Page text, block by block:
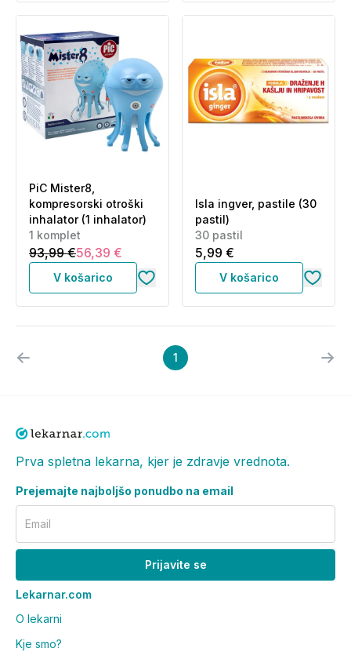
PiC Mister8,
kompresorski otroški
inhalator (1 inhalator)
1 komplet
93,99 €56,39 €
V košarico
Isla ingver, pastile (30
pastil)
30 pastil
5,99 €
V košarico
1
Prva spletna lekarna, kjer je zdravje vrednota.
Prejemajte najboljšo ponudbo na email
Email
Prijavite se
Lekarnar.com
O lekarni
Kje smo?